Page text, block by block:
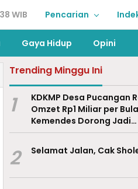
WIB Pencarian
Gaya Hidup Opini
Trending Minggu Ini
1
KDKMP Desa Pucangan
Omzet Rp1 Miliar per
Kemendes Dorong Jadi
Percontohan Nasional
2 Selamat Jalan, Cak